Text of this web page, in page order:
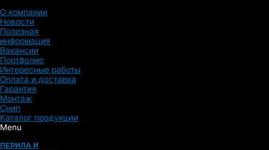
О компании
Новости
Полезная
информация
Вакансии
Портфолио
Интересные работы
Оплата и доставка
Гарантия
Монтаж
Снип
Каталог продукции
Menu
ПЕРИЛА И